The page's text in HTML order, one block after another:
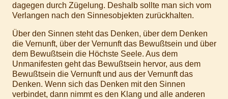
dagegen durch Zügelung. Deshalb sollte man sich vom
Verlangen nach den Sinnesobjekten zurückhalten.
Über den Sinnen steht das Denken, über dem Denken
die Vernunft, über der Vernunft das Bewußtsein und über
dem Bewußtsein die Höchste Seele. Aus dem
Unmanifesten geht das Bewußtsein hervor, aus dem
Bewußtsein die Vernunft und aus der Vernunft das
Denken. Wenn sich das Denken mit den Sinnen
verbindet, dann nimmt es den Klang und alle anderen